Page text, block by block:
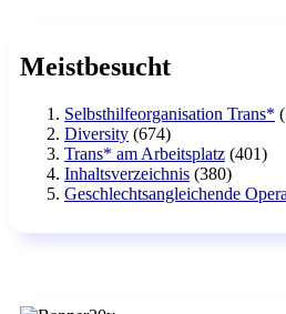
Meistbesucht
Selbsthilfeorganisation Trans*
Diversity (674)
Trans* am Arbeitsplatz (401)
Inhaltsverzeichnis (380)
Geschlechtsangleichende